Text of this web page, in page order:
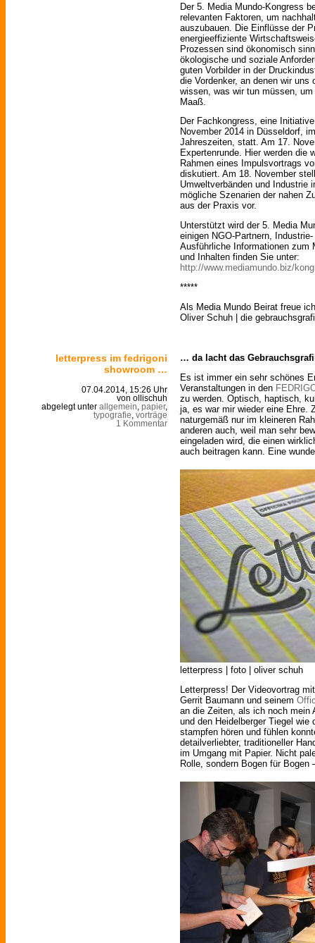
Der 5. Media Mundo-Kongress
relevanten Faktoren, um
auszubauen. Die Einflüsse der
energieeffiziente
Prozessen sind ökonomisch
ökologische und soziale
guten Vorbilder in der
die Vordenker, an denen wir uns
wissen, was wir tun müssen,
Maaß.
Der Fachkongress, eine
November 2014 in Düsseldorf,
Jahreszeiten, statt. Am 17.
Expertenrunde. Hier werden die
Rahmen eines Impulsvortrags
diskutiert. Am 18. November
Umweltverbänden und Industrie
mögliche Szenarien der nahen
aus der Praxis vor.
Unterstützt wird der 5. Media
einigen NGO-Partnern,
Ausführliche Informationen zum
und Inhalten finden Sie unter:
http://www.mediamundo.biz/
*****
Als Media Mundo Beirat freue
Oliver Schuh | die
letterpress im fedrigoni
showroom …
07.04.2014, 15:26 Uhr
von ollischuh
abgelegt unter allgemein papier,
typografie vorträge
1 Kommentar
… da lacht das
Es ist immer ein sehr schönes
Veranstaltungen in den
zu werden. Optisch, haptisch,
ja, es war mir wieder eine Ehre.
naturgemäß nur im kleineren
anderen auch, weil man sehr
eingeladen wird, die einen
auch beitragen kann. Eine
letterpress | foto | oliver schuh
Letterpress! Der Videovortrag
Gerrit Baumann und seinem
an die Zeiten, als ich noch mein
und den Heidelberger Tiegel
stampfen hören und fühlen
detailverliebter, traditioneller
im Umgang mit Papier. Nicht
Rolle, sondern Bogen für Bogen